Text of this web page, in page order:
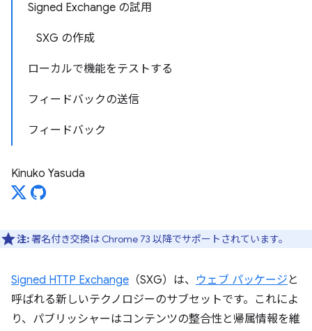
Signed Exchange の試用
SXG の作成
ローカルで機能をテストする
フィードバックの送信
フィードバック
Kinuko Yasuda
注:署名付き交換は Chrome 73 以降でサポートされています。
Signed HTTP Exchange （SXG）は、 ウェブ パッケージ と
呼ばれる新しいテクノロジーのサブセットです。これによ
り、パブリッシャーはコンテンツの整合性と帰属情報を維